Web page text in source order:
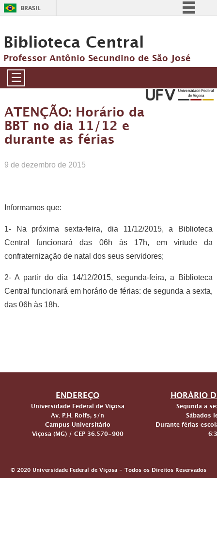
BRASIL
Comunica BR
Participe
Canais
Biblioteca Central
Professor Antônio Secundino de São José
☰
ATENÇÃO: Horário da
BBT no dia 11/12 e
durante as férias
9 de dezembro de 2015
Informamos que:
1- Na próxima sexta-feira, dia 11/12/2015, a Biblioteca
Central funcionará das 06h às 17h, em virtude da
confraternização de natal dos seus servidores;
2- A partir do dia 14/12/2015, segunda-feira, a Biblioteca
Central funcionará em horário de férias: de segunda a sexta,
das 06h às 18h.
ENDEREÇO
Universidade Federal de Viçosa
Av. P.H. Rolfs, s/n
Campus Universitário
Viçosa (MG) / CEP 36.570-900
HORÁRIO
Segunda a
Sábados
Durante férias
© 2020 Universidade Federal de Viçosa - Todos os Direitos Reservados